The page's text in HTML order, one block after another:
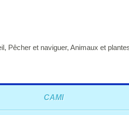
Pêcher et naviguer, Animaux et
CAMI